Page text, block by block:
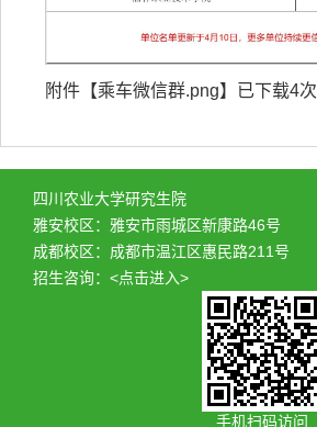
附件【乘车微信群.png】已下载4次
四川农业大学研究生院
雅安校区：雅安市雨城区新康路46号
成都校区：成都市温江区惠民路211号
招生咨询： <点击进入>
手机扫码访问